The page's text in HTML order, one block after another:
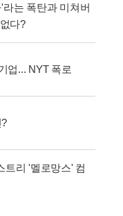
는 폭탄과 미쳐버
다?
업... NYT 폭로
출신?
트리 '멜로망스' 컴